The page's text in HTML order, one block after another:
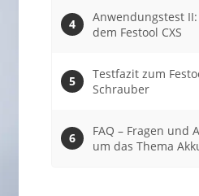
Anwendungstest
dem Festool CXS
Testfazit zum
Schrauber
FAQ – Fragen und
um das Thema